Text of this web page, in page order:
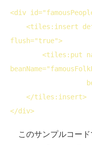
<div id
<tiles:insert
flush="true">
<tiles:put
beanName
</tiles:insert>
</div>
このサンプルコー